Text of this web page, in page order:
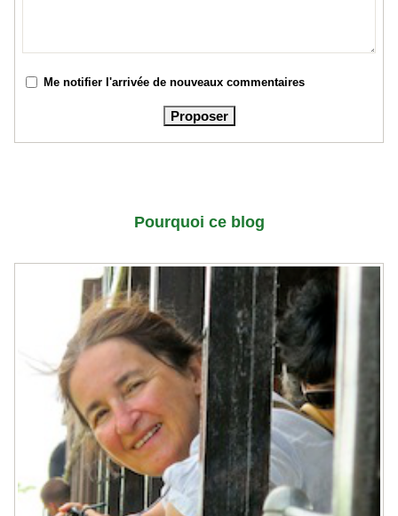
Me notifier l'arrivée de nouveaux commentaires
Pourquoi ce blog